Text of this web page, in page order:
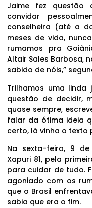
Jaime fez questão
convidar
conselheira (até a
meses de vida,
rumamos pra
Altair Sales Barbosa,
sabido de nóis,”
Trilhamos uma linda
questão de decidir,
quase sempre,
falar da ótima ideia
certo, lá vinha o texto
Na sexta-feira, 9
Xapuri 81, pela
para cuidar de tudo.
agoniado com os
que o Brasil
sabia que era o fim.